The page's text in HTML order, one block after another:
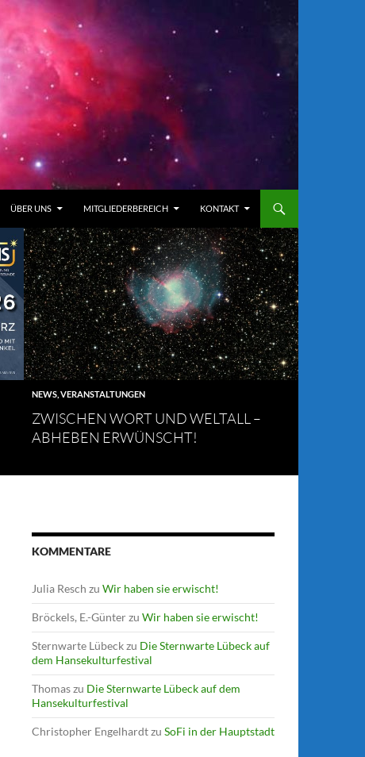
ÜBER UNS MITGLIEDERBEREICH KONTAKT
NEWS VERANSTALTUNGEN
ZWISCHEN WORT UND WELTALL –
ABHEBEN ERWÜNSCHT!
KOMMENTARE
Julia Resch zu Wir haben sie erwischt!
Bröckels, E.-Günterzu Wir haben sie erwischt!
Sternwarte Lübeckzu Die Sternwarte Lübeck auf
dem Hansekulturfestival
Thomaszu Die Sternwarte Lübeck auf dem
Hansekulturfestival
Christopher Engelhardtzu SoFi in der Hauptstadt